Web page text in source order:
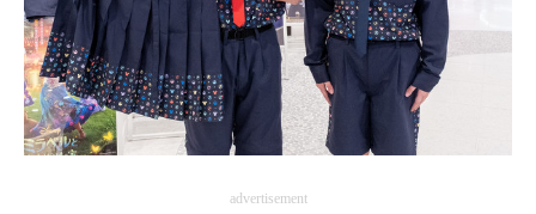
advertisement